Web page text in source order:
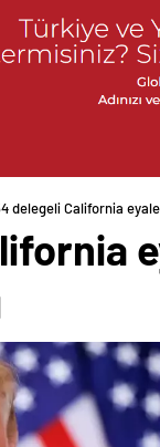
delegeli California